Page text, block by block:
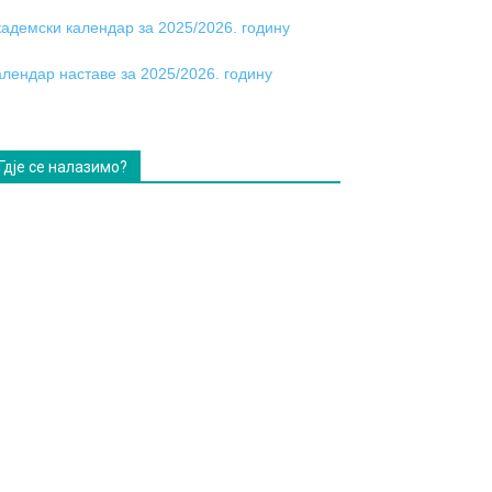
календар за 2025/2026. годину
наставе за 2025/2026. годину
се налазимо?